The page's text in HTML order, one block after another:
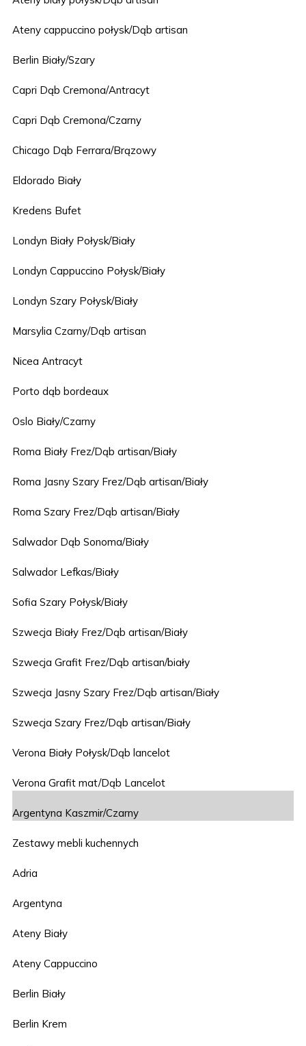
Ateny cappuccino połysk/Dąb artisan
Berlin Biały/Szary
Capri Dąb Cremona/Antracyt
Capri Dąb Cremona/Czarny
Chicago Dąb Ferrara/Brązowy
Eldorado Biały
Kredens Bufet
Londyn Biały Połysk/Biały
Londyn Cappuccino Połysk/Biały
Londyn Szary Połysk/Biały
Marsylia Czarny/Dąb artisan
Nicea Antracyt
Porto dąb bordeaux
Oslo Biały/Czarny
Roma Biały Frez/Dąb artisan/Biały
Roma Jasny Szary Frez/Dąb artisan/Biały
Roma Szary Frez/Dąb artisan/Biały
Salwador Dąb Sonoma/Biały
Salwador Lefkas/Biały
Sofia Szary Połysk/Biały
Szwecja Biały Frez/Dąb artisan/Biały
Szwecja Grafit Frez/Dąb artisan/biały
Szwecja Jasny Szary Frez/Dąb artisan/Biały
Szwecja Szary Frez/Dąb artisan/Biały
Verona Biały Połysk/Dąb lancelot
Verona Grafit mat/Dąb Lancelot
Argentyna Kaszmir/Czarny
Zestawy mebli kuchennych
Adria
Argentyna
Ateny Biały
Ateny Cappuccino
Berlin Biały
Berlin Krem